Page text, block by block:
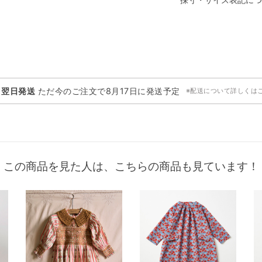
日発送 ただ今のご注文で8月17日に発送予定 ※配送について詳しくは
この商品を見た人は、こちらの商品も見ています！